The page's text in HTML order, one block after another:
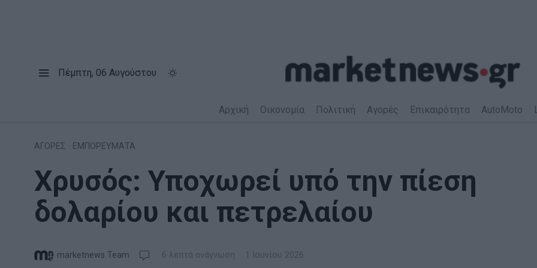
Πέμπτη, 06 Αυγούστου
Αρχική Οικονομία Πολιτική Αγορές Επικαιρότητα AutoMoto
ΑΓΟΡΕΣ ΕΜΠΟΡΕΥΜΑΤΑ
Χρυσός: Υποχωρεί υπό την πίεση
δολαρίου και πετρελαίου
marketnews Team 6 λεπτά ανάγνωση 1 Ιουνίου 2026